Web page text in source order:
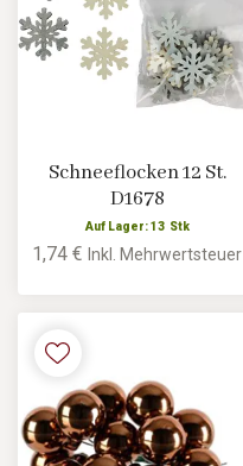
Schneeflocken 12 St.
D1678
Auf Lager: 13 Stk
1,74 €Inkl. Mehrwertsteuer